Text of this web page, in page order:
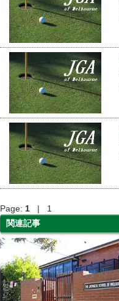
Page:1 | 1
関連記事